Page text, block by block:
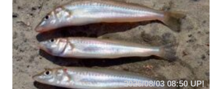
2026/08/03 08:50 UP!